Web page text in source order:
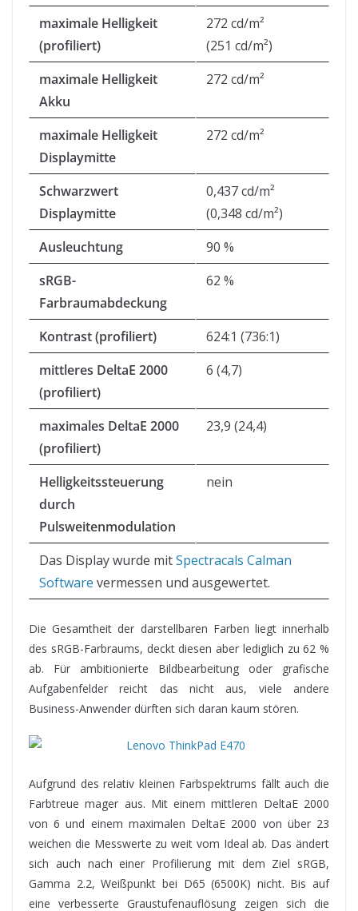
maximale Helligkeit
(profiliert)
272 cd/m²
(251 cd/m²)
maximale Helligkeit
Akku
272 cd/m²
maximale Helligkeit
Displaymitte
272 cd/m²
Schwarzwert
Displaymitte
0,437 cd/m²
(0,348 cd/m²)
Ausleuchtung
90 %
sRGB-
Farbraumabdeckung
62 %
Kontrast (profiliert)
624:1 (736:1)
mittleres DeltaE 2000
(profiliert)
6 (4,7)
maximales DeltaE 2000
(profiliert)
23,9 (24,4)
Helligkeitssteuerung
durch
Pulsweitenmodulation
nein
Das Display wurde mitSpectracals Calman
Software vermessen und ausgewertet.
Die Gesamtheit der darstellbaren Farben liegt innerhalb
des sRGB-Farbraums, deckt diesen aber lediglich zu 62 %
ab. Für ambitionierte Bildbearbeitung oder grafische
Aufgabenfelder reicht das nicht aus, viele andere
Business-Anwender dürften sich daran kaum stören.
Aufgrund des relativ kleinen Farbspektrums fällt auch die
Farbtreue mager aus. Mit einem mittleren DeltaE 2000
von 6 und einem maximalen DeltaE 2000 von über 23
weichen die Messwerte zu weit vom Ideal ab. Das ändert
sich auch nach einer Profilierung mit dem Ziel sRGB,
Gamma 2.2, Weißpunkt bei D65 (6500K) nicht. Bis auf
eine verbesserte Graustufenauflösung zeigen sich die